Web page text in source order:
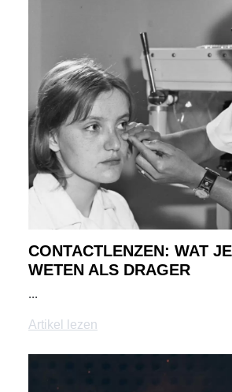
CONTACTLENZEN: WAT
WETEN ALS DRAGER
...
Artikel lezen